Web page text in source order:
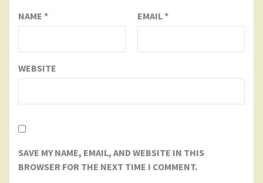
NAME * EMAIL*
WEBSITE
SAVE MY NAME, EMAIL, AND WEBSITE IN THIS
BROWSER FOR THE NEXT TIME I COMMENT.